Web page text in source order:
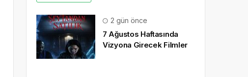
2 gün önce
7 Ağustos Haftasında
Vizyona Girecek Filmler